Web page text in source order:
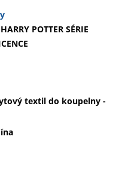
POTTER SÉRIE
textil do koupelny -